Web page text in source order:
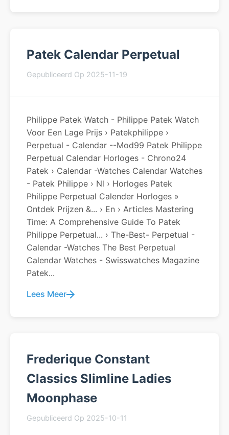
Patek Calendar Perpetual
Gepubliceerd Op 2025-11-19
Philippe Patek Watch - Philippe Patek Watch
Voor Een Lage Prijs › Patekphilippe ›
Perpetual - Calendar --Mod99 Patek Philippe
Perpetual Calendar Horloges - Chrono24
Patek › Calendar -watches Calendar Watches
- Patek Philippe › Nl › Horloges Patek
Philippe Perpetual Calender Horloges »
Ontdek Prijzen &... › En › Articles Mastering
Time: A Comprehensive Guide To Patek
Philippe Perpetual... › The-Best- Perpetual -
Calendar -watches The Best Perpetual
Calendar Watches - Swisswatches Magazine
Patek...
Lees Meer
Frederique Constant
Classics Slimline Ladies
Moonphase
Gepubliceerd Op 2025-10-11